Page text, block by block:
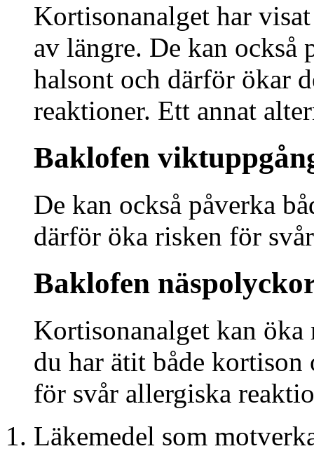
Kortisonanalget har
av längre. De kan också
halsont och därför ökar
reaktioner. Ett annat
Baklofen
De kan också påverka
därför öka risken för
Baklofen
Kortisonanalget kan
du har ätit både
för svår allergiska
Läkemedel som